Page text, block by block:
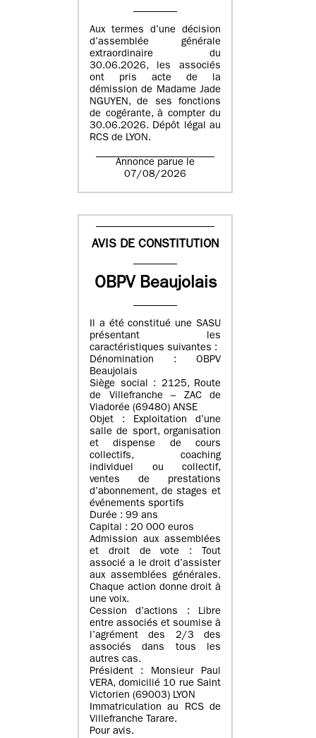
Aux termes d’une décision
d’assemblée générale
extraordinaire du
30.06.2026, les associés
ont pris acte de la
démission de Madame Jade
NGUYEN, de ses fonctions
de cogérante, à compter du
30.06.2026. Dépôt légal au
RCS de LYON.
Annonce parue le
07/08/2026
AVIS DE CONSTITUTION
OBPV Beaujolais
Il a été constitué une SASU
présentant les
caractéristiques suivantes :
Dénomination : OBPV
Beaujolais
Siège social : 2125, Route
de Villefranche – ZAC de
Viadorée (69480) ANSE
Objet : Exploitation d’une
salle de sport, organisation
et dispense de cours
collectifs, coaching
individuel ou collectif,
ventes de prestations
d’abonnement, de stages et
événements sportifs
Durée : 99 ans
Capital : 20 000 euros
Admission aux assemblées
et droit de vote : Tout
associé a le droit d’assister
aux assemblées générales.
Chaque action donne droit à
une voix.
Cession d’actions : Libre
entre associés et soumise à
l’agrément des 2/3 des
associés dans tous les
autres cas.
Président : Monsieur Paul
VERA, domicilié 10 rue Saint
Victorien (69003) LYON
Immatriculation au RCS de
Villefranche Tarare.
Pour avis.